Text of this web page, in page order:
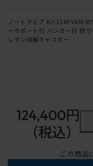
ノートチェア KJ-116PVXM-
ーサポート付 ハンガー付 抗
レタン双輪キャスター
124,400円
（税込）
この商品